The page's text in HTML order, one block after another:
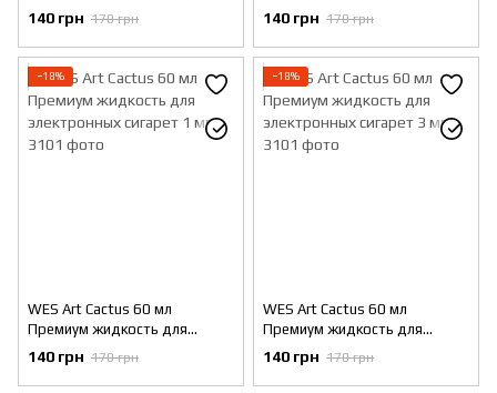
электронных сигарет 1 мг
140 грн 170 грн
электронных сигарет 3 мг
140 грн 170 грн
−18%
WES Art Cactus 60 мл
Премиум жидкость для
электронных сигарет 1 мг
140 грн 170 грн
−18%
WES Art Cactus 60 мл
Премиум жидкость для
электронных сигарет 3 мг
140 грн 170 грн